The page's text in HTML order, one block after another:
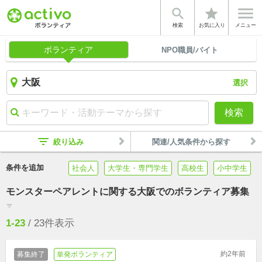

検索
star
お気に入り

メニュー
ボランティア NPO職員/バイト
選択
検索
filter_list 絞り込み 関連/人気条件から探す
条件を追加 社会人 大学生・専門学生 高校生 小中学生
モンスターペアレントに関する大阪でのボランティア募集
filter_list
1-23 / 23件表示
募集終了 単発ボランティア 約2年前